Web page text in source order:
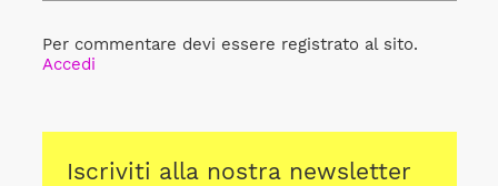
Per commentare devi essere registrato al sito.
Accedi
Iscriviti alla nostra newsletter